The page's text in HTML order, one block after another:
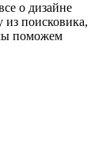
о дизайне
из поисковика,
поможем